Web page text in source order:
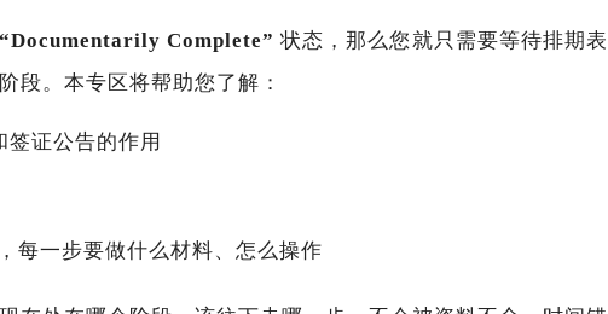
“Documentarily Complete” 状态，那么您就只需要等待排期表
段。本专区将帮助您了解：
证公告的作用
每一步要做什么材料、怎么操作